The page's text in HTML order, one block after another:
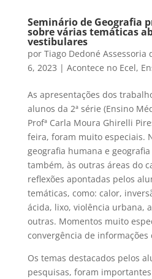
Seminário de Geografia
sobre várias temáticas
vestibulares
por Tiago Dedoné Assessoria
6, 2023 | Acontece no Ecel,
As apresentações dos
alunos da 2ª série (Ensino
Profª Carla Moura Ghirelli
feira, foram muito especiais.
geografia humana e
também, às outras áreas do
reflexões apontadas pelos
temáticas, como: calor,
ácida, lixo, violência urbana,
outras. Momentos muito
convergência de
Os temas destacados pelos
pesquisas, foram